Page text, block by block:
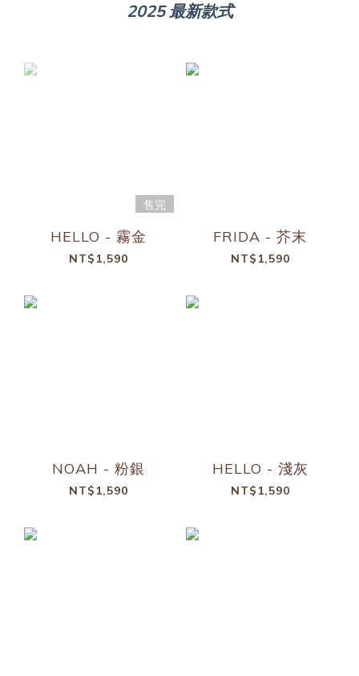
2025 最新款式
售完
HELLO - 霧金
NT$1,590
FRIDA - 芥末
NT$1,590
NOAH - 粉銀
NT$1,590
HELLO - 淺灰
NT$1,590